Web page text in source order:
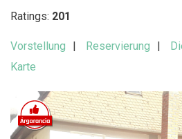
Ratings: 201
Vorstellung Reservierung
Karte